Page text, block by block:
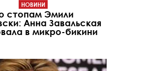
НОВИНИ
стопам Эмили
Анна Завальская
в микро-бикини